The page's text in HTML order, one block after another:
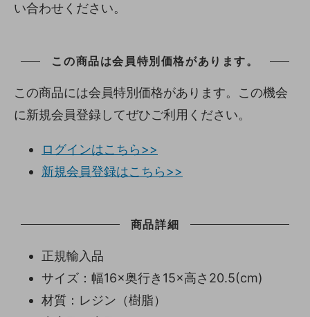
い合わせください。
この商品は会員特別価格があります。
この商品には会員特別価格があります。この機会
に新規会員登録してぜひご利用ください。
ログインはこちら>>
新規会員登録はこちら>>
商品詳細
正規輸入品
サイズ：幅16×奥行き15×高さ20.5(cm)
材質：レジン（樹脂）